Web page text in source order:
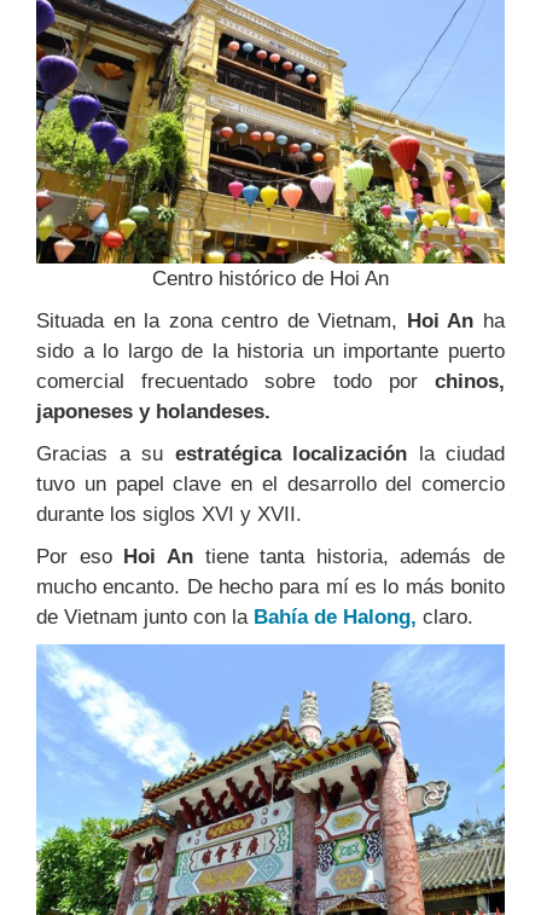
Centro histórico de Hoi An
Situada en la zona centro de Vietnam,
Hoi An ha
sido a lo largo de la historia un importante puerto
comercial frecuentado sobre todo por chinos,
japoneses y holandeses.
Gracias a su estratégica localización la ciudad
tuvo un papel clave en el desarrollo del comercio
durante los siglos XVI y XVII.
Por eso
Hoi An tiene tanta historia, además de
mucho encanto. De hecho para mí es lo más bonito
de Vietnam junto con la Bahía de Halong, claro.